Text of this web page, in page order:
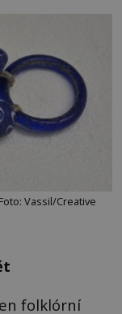
Vassil/Creative
folklórní